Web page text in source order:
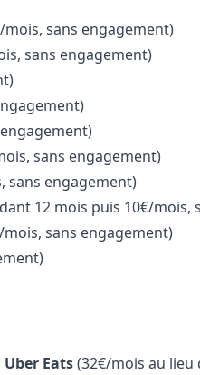
sans engagement)
sans engagement)
sans engagement)
sans engagement)
12 mois puis 10€/mois,
sans engagement)
Uber Eats(32€/mois au lieu